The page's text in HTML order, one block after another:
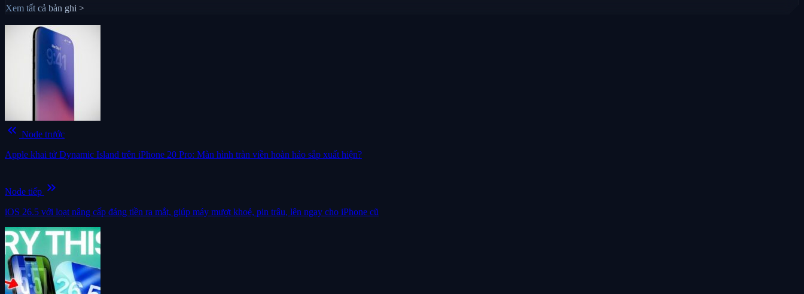
Xem tất cả bản ghi >
keyboard_double_arrow_left Node trước
Apple khai tử Dynamic Island trên iPhone 20 Pro: Màn hình tràn viền hoàn hảo sắp xuất hiện?
Node tiếp keyboard_double_arrow_right
iOS 26.5 với loạt nâng cấp đáng tiền ra mắt, giúp máy mượt khoẻ, pin trâu, lên ngay cho iPhone cũ